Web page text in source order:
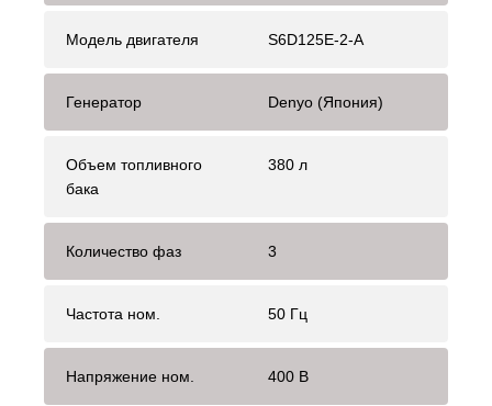
Модель двигателя S6D125E-2-A
Генератор Denyo (Япония)
Объем топливного
бака
380 л
Количество фаз 3
Частота ном. 50 Гц
Напряжение ном. 400 В